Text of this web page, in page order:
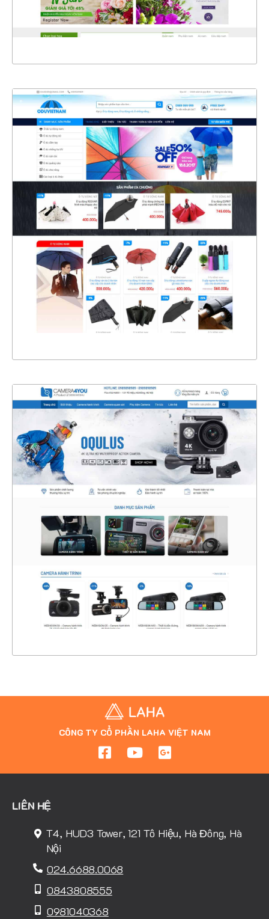
XEM THỰC TẾ
4324
CHI TIẾT
XEM THỰC TẾ
4345
CHI TIẾT
XEM THỰC TẾ
CÔNG TY CỔ PHẦN LAHA VIỆT NAM
LIÊN HỆ
T4, HUD3 Tower, 121 Tô Hiệu, Hà Đông, Hà
Nội
024.6688.0068
0843808555
0981040368